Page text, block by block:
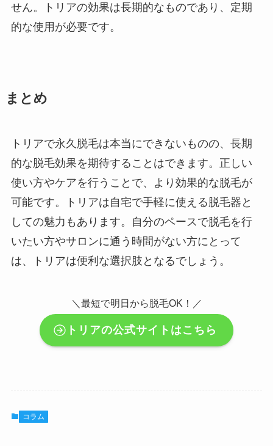
せん。トリアの効果は長期的なものであり、定期
的な使用が必要です。
まとめ
トリアで永久脱毛は本当にできないものの、長期
的な脱毛効果を期待することはできます。正しい
使い方やケアを行うことで、より効果的な脱毛が
可能です。トリアは自宅で手軽に使える脱毛器と
しての魅力もあります。自分のペースで脱毛を行
いたい方やサロンに通う時間がない方にとって
は、トリアは便利な選択肢となるでしょう。
＼最短で明日から脱毛OK！／
トリアの公式サイトはこちら
コラム